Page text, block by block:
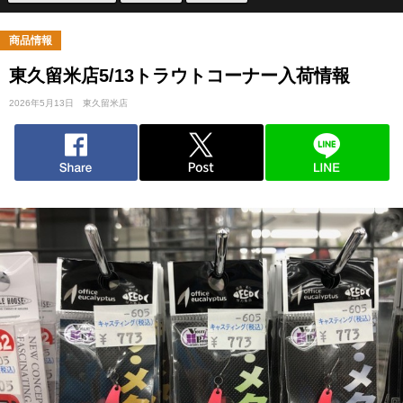
商品情報
東久留米店5/13トラウトコーナー入荷情報
2026年5月13日 東久留米店